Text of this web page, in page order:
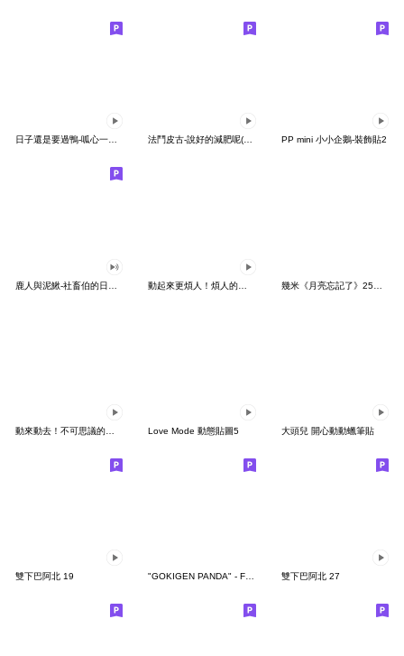
日子還是要過鴨-呱心一下鴨 法鬥皮古-說好的減肥呢(第15彈) PP mini 小小企鵝-裝飾貼2
幾米《月亮忘記了》25周年 x 晴天P莉
Love Mode 動態貼圖5 大頭兒 開心動動蠟筆貼
雙下巴阿北 19 "GOKIGEN PANDA" - Feeling / global 雙下巴阿北 27